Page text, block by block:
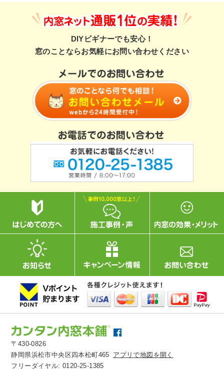
DIYビギナーでも安心！
窓のことならお気軽にお問い合わせください
〒430-0826
静岡県浜松市中央区四本松町465 アプリで地図を開く
フリーダイヤル:0120-25-1385